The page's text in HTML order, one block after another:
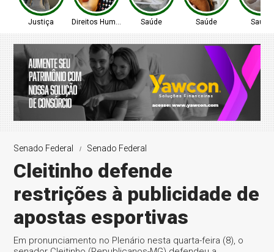
Justiça Direitos Humanos Saúde Saúde Saúde
Senado Federal Senado Federal
Cleitinho defende
restrições à publicidade de
apostas esportivas
Em pronunciamento no Plenário nesta quarta-feira (8), o